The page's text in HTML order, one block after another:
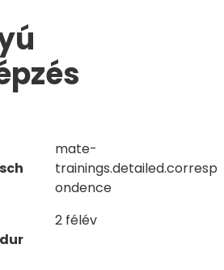
mate-
trainings.detailed.corresp
ondence
2 félév